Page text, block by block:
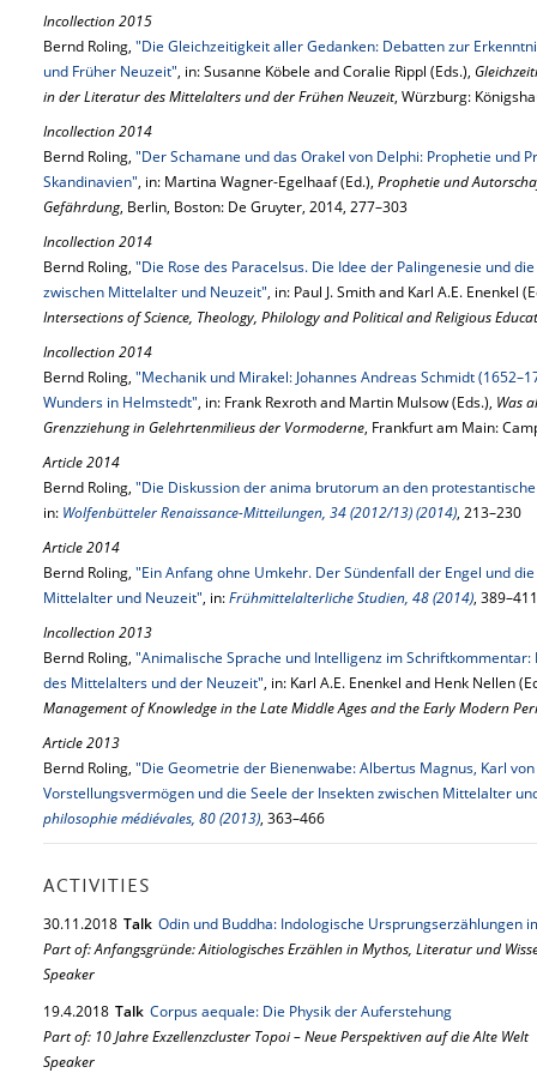
Incollection 2015
Bernd Roling, "Die Gleichzeitigkeit aller Gedanken: Debatten zur
und Früher Neuzeit", in: Susanne Köbele and Coralie Rippl (Eds.),
in der Literatur des Mittelalters und der Frühen Neuzeit, Würzburg:
Incollection 2014
Bernd Roling, "Der Schamane und das Orakel von Delphi: Prophetie und
Skandinavien", in: Martina Wagner-Egelhaaf (Ed.), Prophetie und
Gefährdung, Berlin, Boston: De Gruyter, 2014, 277–303
Incollection 2014
Bernd Roling, "Die Rose des Paracelsus. Die Idee der Palingenesie und
zwischen Mittelalter und Neuzeit", in: Paul J. Smith and Karl A.E. Enenkel
Intersections of Science, Theology, Philology and Political and Religious
Incollection 2014
Bernd Roling, "Mechanik und Mirakel: Johannes Andreas Schmidt
Wunders in Helmstedt", in: Frank Rexroth and Martin Mulsow (Eds.), Was
Grenzziehung in Gelehrtenmilieus der Vormoderne, Frankfurt am Main:
Article 2014
Bernd Roling, "Die Diskussion der anima brutorum an den
in: Wolfenbütteler Renaissance-Mitteilungen, 34 (2012/13) (2014), 213–230
Article 2014
Bernd Roling, "Ein Anfang ohne Umkehr. Der Sündenfall der Engel und
Mittelalter und Neuzeit", in:Frühmittelalterliche Studien, 48 (2014), 389–411
Incollection 2013
Bernd Roling, "Animalische Sprache und Intelligenz im
des Mittelalters und der Neuzeit", in: Karl A.E. Enenkel and Henk Nellen
Management of Knowledge in the Late Middle Ages and the Early Modern
Article 2013
Bernd Roling, "Die Geometrie der Bienenwabe: Albertus Magnus, Karl
Vorstellungsvermögen und die Seele der Insekten zwischen Mittelalter
philosophie médiévales, 80 (2013), 363–466
ACTIVITIES
30.11.2018 Talk Odin und Buddha: Indologische Ursprungserzählungen
Part of: Anfangsgründe: Aitiologisches Erzählen in Mythos, Literatur und
Speaker
19.4.2018 Talk Corpus aequale: Die Physik der Auferstehung
Part of: 10 Jahre Exzellenzcluster Topoi – Neue Perspektiven auf die Alte Welt
Speaker